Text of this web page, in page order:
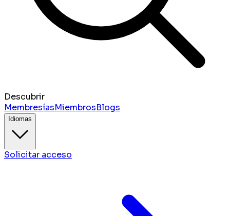
Descubrir
MembresíasMiembrosBlogs
Idiomas
Solicitar acceso